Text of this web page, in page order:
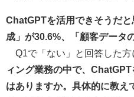
ChatGPTを活用できそうだ
成」が30.6%、「顧客データ
Q1で「ない」と回答した方
ィング業務の中で、
はありますか。具体的に教え